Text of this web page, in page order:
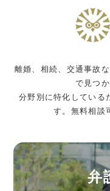
離婚、相続、交通事故
で見つ
分野別に特化している
す。無料相談
弁